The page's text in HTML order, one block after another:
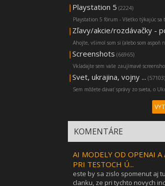
| Playstation 5 (2224)
Playstation 5 fórum - Všetko týkajúc sa
| Zľavy/akcie/rozdávačky -
Ahojte, všimol som si (alebo som aspoň
| Screenshots (66965)
Vkladajte sem vaše zaujímavé
| Svet, ukrajina, vojny ... (57103)
Sem môžete dávať správy zo sveta, o
KOMENTÁRE
AI MODELY OD OPENAI
PRI TESTOCH Ú...
este by sa zislo spomenut aj
clanku, ze pri tychto novych